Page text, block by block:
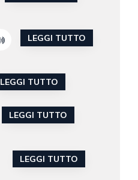
LEGGI TUTTO
LEGGI TUTTO
LEGGI TUTTO
LEGGI TUTTO